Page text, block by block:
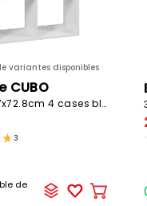
variantes disponibles
CUBO
29.5x72.7x72.8cm 4 cases blanc
3
de
Ajouter